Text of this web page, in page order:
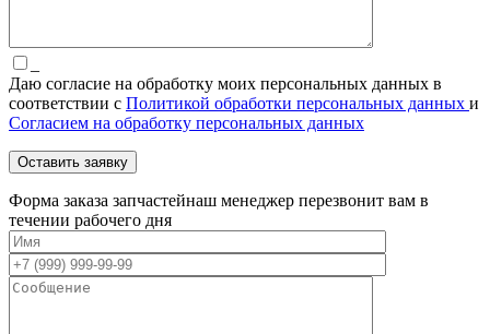
Даю согласие на обработку моих персональных данных в
соответствии с Политикой обработки персональных данных и
Согласием на обработку персональных данных
Форма заказа запчастейнаш менеджер перезвонит вам в
течении рабочего дня